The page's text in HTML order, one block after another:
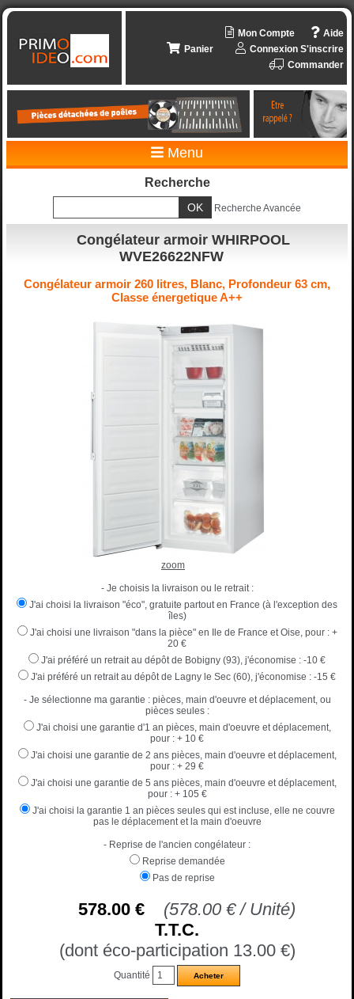
Aide
Mon Compte
Connexion S'inscrire
Panier
Commander
Menu
Recherche
Recherche Avancée
Congélateur armoir WHIRPOOL
WVE26622NFW
Congélateur armoir 260 litres, Blanc, Profondeur 63 cm,
Classe énergetique A++
zoom
- Je choisis la livraison ou le retrait :
J'ai choisi la livraison "éco", gratuite partout en France (à l'exception des
îles)
J'ai choisi une livraison "dans la pièce" en Ile de France et Oise, pour :+
20 €
J'ai préféré un retrait au dépôt de Bobigny (93), j'économise : -10 €
J'ai préféré un retrait au dépôt de Lagny le Sec (60), j'économise : -15 €
- Je sélectionne ma garantie : pièces, main d'oeuvre et déplacement, ou
pièces seules :
J'ai choisi une garantie d'1 an pièces, main d'oeuvre et déplacement,
pour : + 10 €
J'ai choisi une garantie de 2 ans pièces, main d'oeuvre et déplacement,
pour : + 29 €
J'ai choisi une garantie de 5 ans pièces, main d'oeuvre et déplacement,
pour :+ 105 €
J'ai choisi la garantie 1 an pièces seules qui est incluse, elle ne couvre
pas le déplacement et la main d'oeuvre
- Reprise de l'ancien congélateur :
Reprise demandée
Pas de reprise
(578.00 €/ Unité)
578.00€
T.T.C.
(dont éco-participation 13.00 €)
Quantité